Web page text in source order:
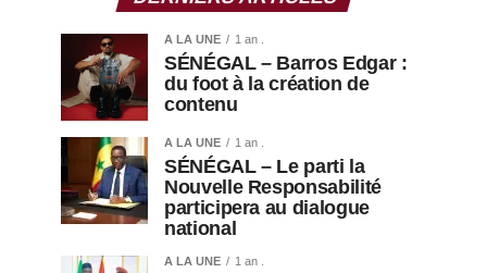
A LA UNE 1 an .
SÉNÉGAL – Barros Edgar :
du foot à la création de
contenu
A LA UNE 1 an .
SÉNÉGAL – Le parti la
Nouvelle Responsabilité
participera au dialogue
national
A LA UNE 1 an .